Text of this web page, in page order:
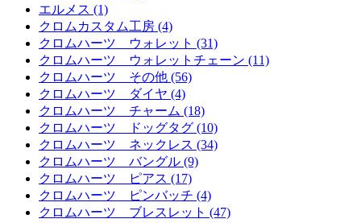
エルメス (1)
クロムカスタム工房 (4)
クロムハーツ ウォレット (31)
クロムハーツ ウォレットチェーン (11)
クロムハーツ その他 (56)
クロムハーツ ダイヤ (4)
クロムハーツ チャーム (18)
クロムハーツ ドッグタグ (10)
クロムハーツ ネックレス (34)
クロムハーツ バングル (9)
クロムハーツ ピアス (17)
クロムハーツ ピンバッチ (4)
クロムハーツ ブレスレット (47)